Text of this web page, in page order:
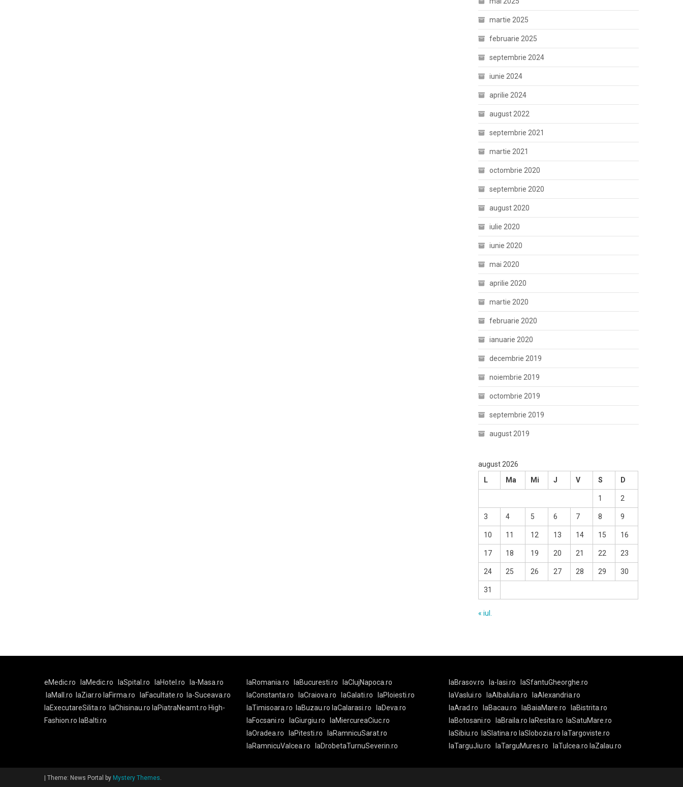
martie 2025
februarie 2025
septembrie 2024
iunie 2024
aprilie 2024
august 2022
septembrie 2021
martie 2021
octombrie 2020
septembrie 2020
august 2020
iulie 2020
iunie 2020
mai 2020
aprilie 2020
martie 2020
februarie 2020
ianuarie 2020
decembrie 2019
noiembrie 2019
octombrie 2019
septembrie 2019
august 2019
august 2026
L
Ma Mi J V S D
1 2
3 4 5 6 7 8 9
10 11 12 13 14 15 16
17 18 19 20 21 22 23
24 25 26 27 28 29 30
31
« iul.
eMedic.ro laMedic.ro laSpital.ro laHotel.ro
la-Masa.ro
laMall.ro
laZiar.ro laFirma.ro laFacultate.ro
la-Suceava.ro
laExecutareSilita.ro
laChisinau.ro laPiatraNeamt.ro High-
Fashion.ro laBalti.ro
laRomania.ro laBucuresti.ro
laClujNapoca.ro
laConstanta.ro
laCraiova.ro laGalati.ro
laPloiesti.ro
laTimisoara.ro
laBuzau.ro laCalarasi.ro
laDeva.ro
laFocsani.ro
laGiurgiu.ro
laMiercureaCiuc.ro
laOradea.ro
laPitesti.ro
laRamnicuSarat.ro
laRamnicuValcea.ro
laDrobetaTurnuSeverin.ro
laBrasov.ro la-Iasi.ro
laSfantuGheorghe.ro
laVaslui.ro
laAlbaIulia.ro
laAlexandria.ro
laArad.ro
laBacau.ro laBaiaMare.ro
laBistrita.ro
laBotosani.ro
laBraila.ro laResita.ro
laSatuMare.ro
laSibiu.ro
laSlatina.ro laSlobozia.ro laTargoviste.ro
laTarguJiu.ro
laTarguMures.ro laTulcea.ro laZalau.ro
Theme: News Portal by Mystery Themes.